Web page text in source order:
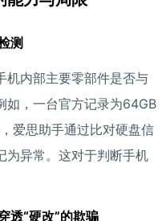
测
机内部主要零部件是否与
如，一台官方记录为64GB
爱思助手通过比对硬盘信
为异常。这对于判断手机
“硬改”的欺骗